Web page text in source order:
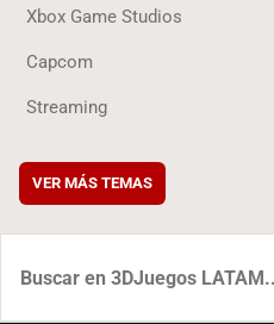
Xbox Game Studios
Capcom
Streaming
VER MÁS TEMAS